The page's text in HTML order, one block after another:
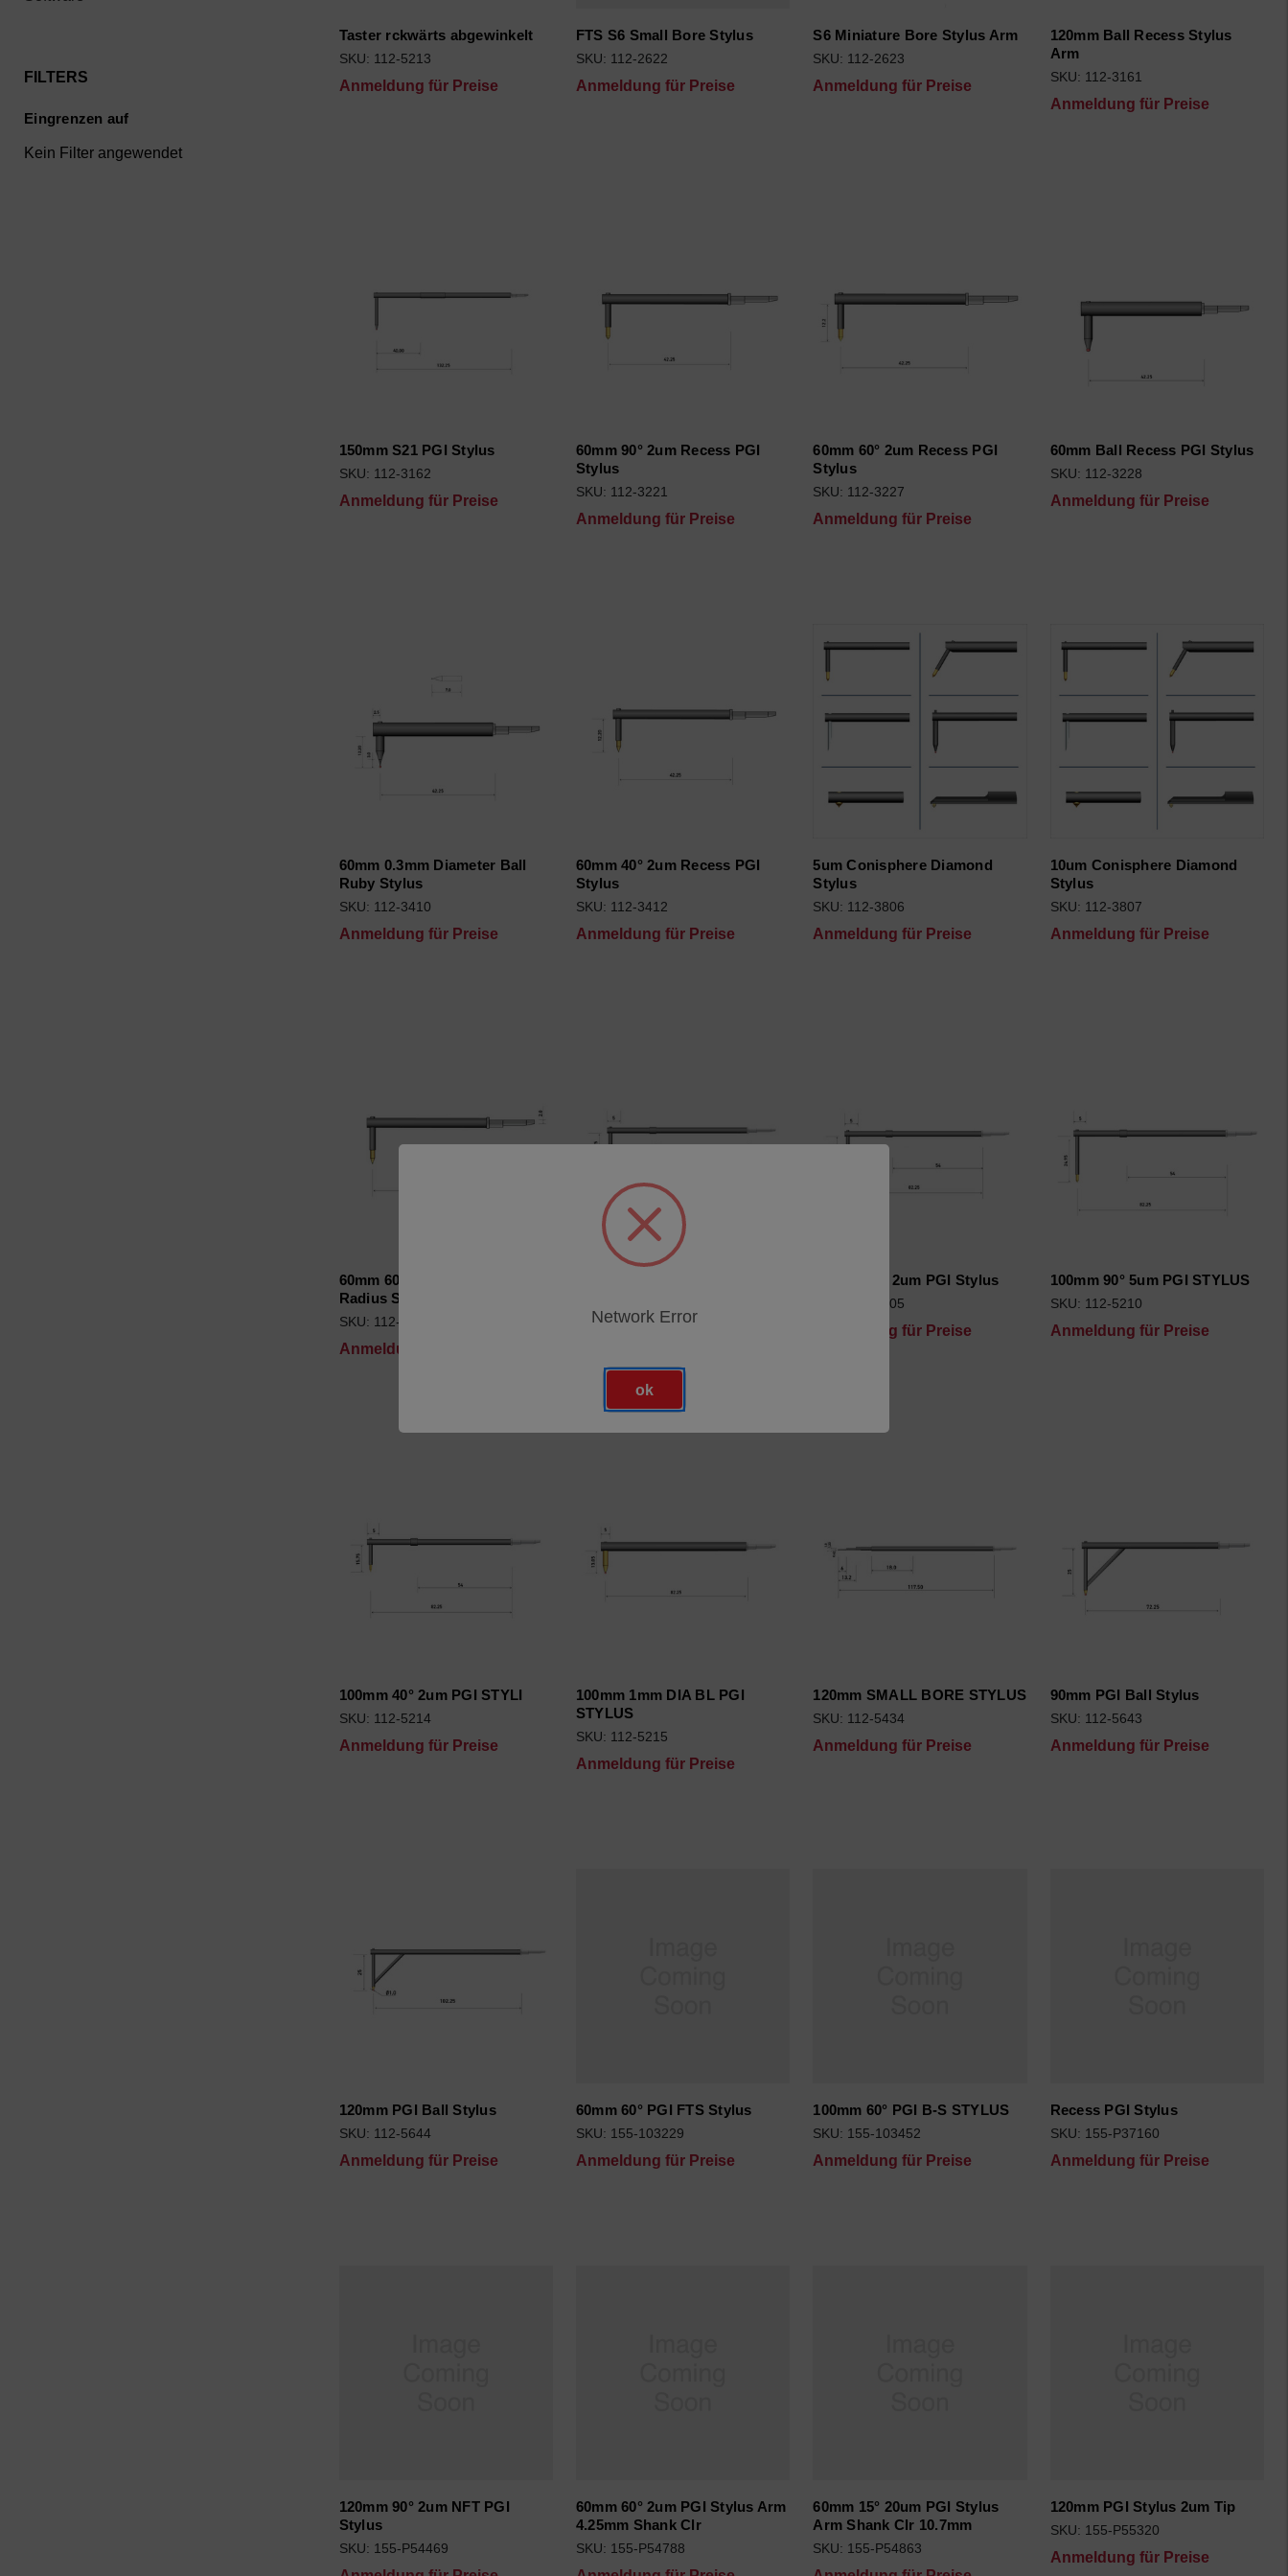
FILTERS
Eingrenzen auf
Kein Filter angewendet
Taster rckwärts abgewinkelt
SKU: 112-5213
Anmeldung für Preise
FTS S6 Small Bore Stylus
SKU: 112-2622
Anmeldung für Preise
S6 Miniature Bore Stylus Arm
SKU: 112-2623
Anmeldung für Preise
120mm Ball Recess Stylus
Arm
SKU: 112-3161
Anmeldung für Preise
150mm S21 PGI Stylus
SKU: 112-3162
Anmeldung für Preise
60mm 90° 2um Recess PGI
Stylus
SKU: 112-3221
Anmeldung für Preise
60mm 60° 2um Recess PGI
Stylus
SKU: 112-3227
Anmeldung für Preise
60mm Ball Recess PGI Stylus
SKU: 112-3228
Anmeldung für Preise
60mm 0.3mm Diameter Ball
Ruby Stylus
SKU: 112-3410
Anmeldung für Preise
60mm 40° 2um Recess PGI
Stylus
SKU: 112-3412
Anmeldung für Preise
5um Conisphere Diamond
Stylus
SKU: 112-3806
Anmeldung für Preise
10um Conisphere Diamond
Stylus
SKU: 112-3807
Anmeldung für Preise
60mm 60° 2um Calibrated
Radius Stylus Arm
SKU: 112-4224
Anmeldung für Preise
100mm 60° 2um PGI Stylus
SKU: 112-5205
Anmeldung für Preise
100mm 90° 5um PGI STYLUS
SKU: 112-5210
Anmeldung für Preise
100mm 40° 2um PGI STYLI
SKU: 112-5214
Anmeldung für Preise
100mm 1mm DIA BL PGI
STYLUS
SKU: 112-5215
Anmeldung für Preise
120mm SMALL BORE STYLUS
SKU: 112-5434
Anmeldung für Preise
90mm PGI Ball Stylus
SKU: 112-5643
Anmeldung für Preise
120mm PGI Ball Stylus
SKU: 112-5644
Anmeldung für Preise
60mm 60° PGI FTS Stylus
SKU: 155-103229
Anmeldung für Preise
100mm 60° PGI B-S STYLUS
SKU: 155-103452
Anmeldung für Preise
Recess PGI Stylus
SKU: 155-P37160
Anmeldung für Preise
120mm 90° 2um NFT PGI
Stylus
SKU: 155-P54469
60mm 60° 2um PGI Stylus Arm
4.25mm Shank Clr
SKU: 155-P54788
60mm 15° 20um PGI Stylus
Arm Shank Clr 10.7mm
SKU: 155-P54863
120mm PGI Stylus 2um Tip
SKU: 155-P55320
Anmeldung für Preise
Network Error
ok